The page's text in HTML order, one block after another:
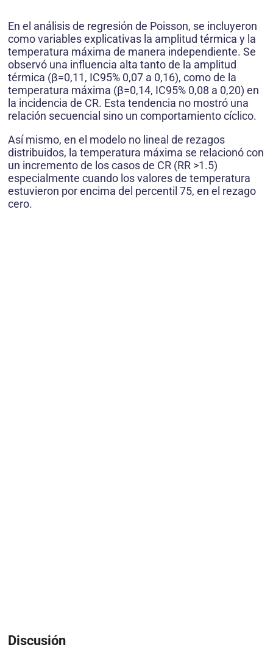
En el análisis de regresión de Poisson, se incluyeron
como variables explicativas la ampli­tud térmica y la
temperatura máxima de manera independiente. Se
observó una influencia alta tanto de la amplitud
térmica (β=0,11, IC95% 0,07 a 0,16), como de la
temperatura máxima (β=0,14, IC95% 0,08 a 0,20) en
la incidencia de CR. Esta tendencia no mostró una
relación secuencial sino un comportamiento cíclico.
Así mismo, en el modelo no lineal de rezagos
distribuidos, la temperatura máxima se relacionó con
un incremento de los casos de CR (RR >1.5)
especialmente cuando los valores de temperatura
estuvieron por encima del percentil 75, en el re­zago
cero.
Discusión